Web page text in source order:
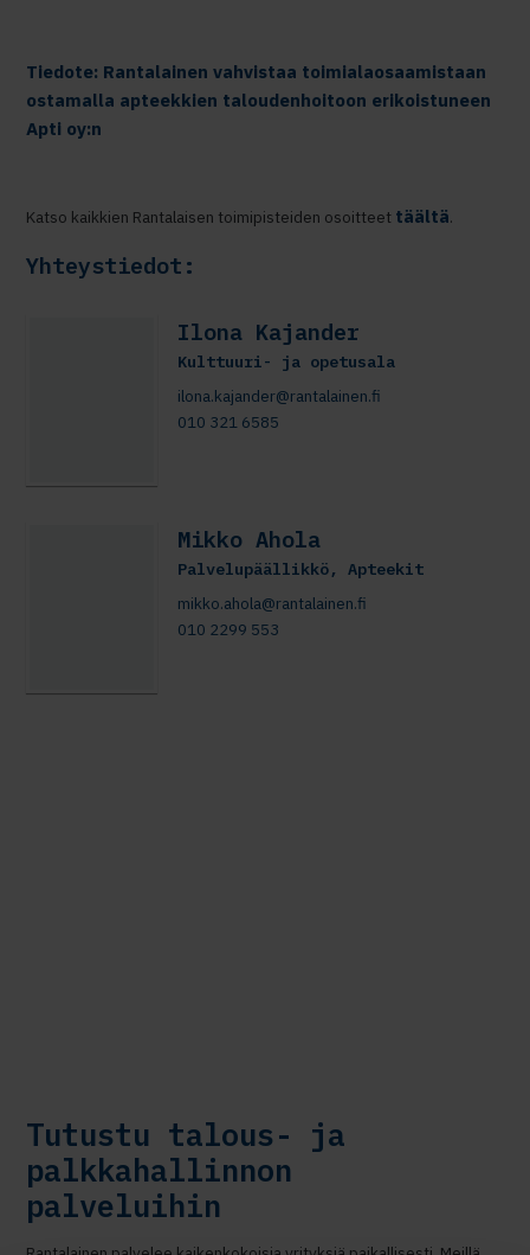
Tiedote: Rantalainen vahvistaa toimialaosaamistaan
ostamalla apteekkien taloudenhoitoon erikoistuneen
Apti oy:n
Katso kaikkien Rantalaisen toimipisteiden osoitteet täältä.
Yhteystiedot:
Ilona Kajander
Kulttuuri- ja opetusala
ilona.kajander@rantalainen.fi
010 321 6585
Mikko Ahola
Palvelupäällikkö, Apteekit
mikko.ahola@rantalainen.fi
010 2299 553
Tutustu talous- ja
palkkahallinnon
palveluihin